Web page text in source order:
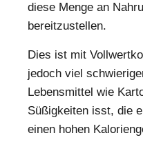
diese Menge an
bereitzustellen.
Dies ist mit
jedoch viel
Lebensmittel wie
Süßigkeiten isst, die
einen hohen